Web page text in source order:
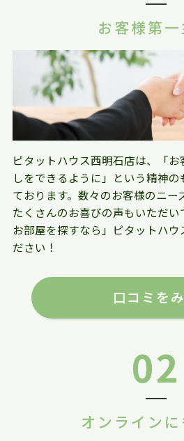
お客様第一
ピタットハウス西明石店は、「
しをできるように」という精神
ております。数々のお客様のニー
たくさんのお喜びの声もいただい
お部屋を探すなら」ピタットハウ
ださい！
口コミを
02
オンライン